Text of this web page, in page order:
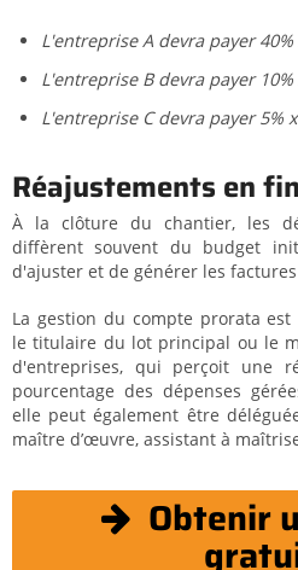
L'entreprise A devra payer 40%
L'entreprise B devra payer 10%
L'entreprise C devra payer 5%
Réajustements en
À la clôture du chantier, les
diffèrent souvent du budget
d'ajuster et de générer les
La gestion du compte prorata
le titulaire du lot principal ou le
d'entreprises, qui perçoit une
pourcentage des dépenses
elle peut également être
maître d’œuvre, assistant à
Obtenir